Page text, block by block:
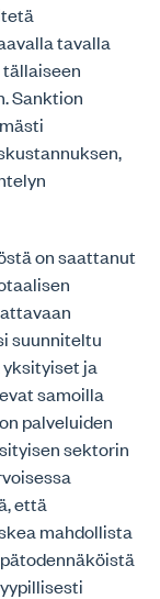
tavalla
Sanktion
on saattanut
suunniteltu
ja
samoilla
palveluiden
sektorin
että
mahdollista